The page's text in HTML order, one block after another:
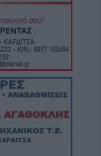
του
της
43χρονος